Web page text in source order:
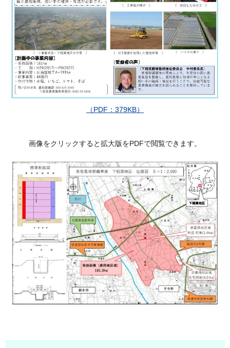
（PDF：379KB）
画像をクリックすると拡大版をPDFで閲覧できます。